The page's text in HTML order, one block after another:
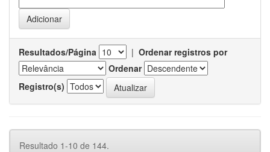
Resultados/Página | Ordenar registros por
Ordenar
Registro(s)
Resultado 1-10 de 144.